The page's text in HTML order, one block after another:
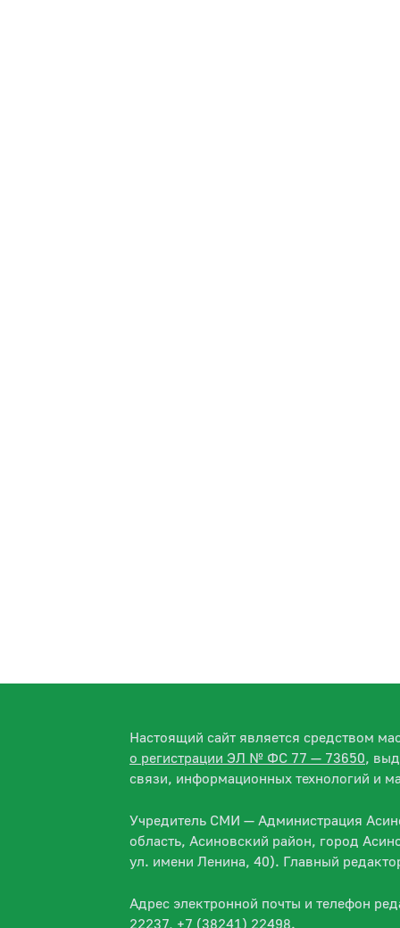
Настоящий сайт является средством
о регистрации ЭЛ № ФС 77 — 73650,
связи, информационных технологий и
Учредитель СМИ — Администрация
область, Асиновский район, город
ул. имени Ленина, 40). Главный
Адрес электронной почты и телефон
22237, +7 (38241) 22498.